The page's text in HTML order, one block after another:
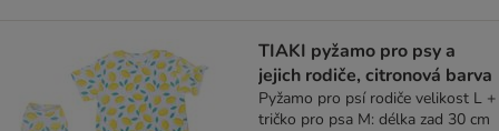
TIAKI pyžamo pro psy a
jejich rodiče, citronová barva
Pyžamo pro psí rodiče velikost L +
tričko pro psa M: délka zad 30 cm